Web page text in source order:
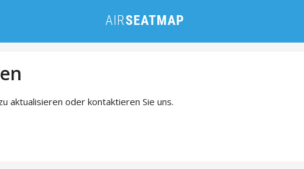
aktualisieren oder kontaktieren Sie uns.